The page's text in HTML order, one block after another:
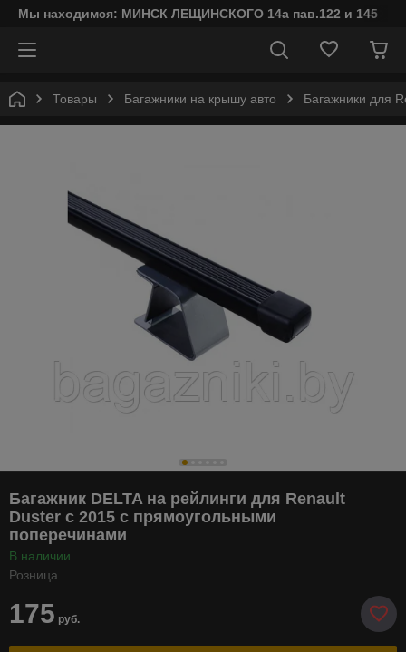
Мы находимся: МИНСК ЛЕЩИНСКОГО 14а пав.122 и 145
Товары Багажники на крышу авто Багажники для
Багажник DELTA на рейлинги для Renault
Duster c 2015 с прямоугольными
поперечинами
В наличии
Розница
175 руб.